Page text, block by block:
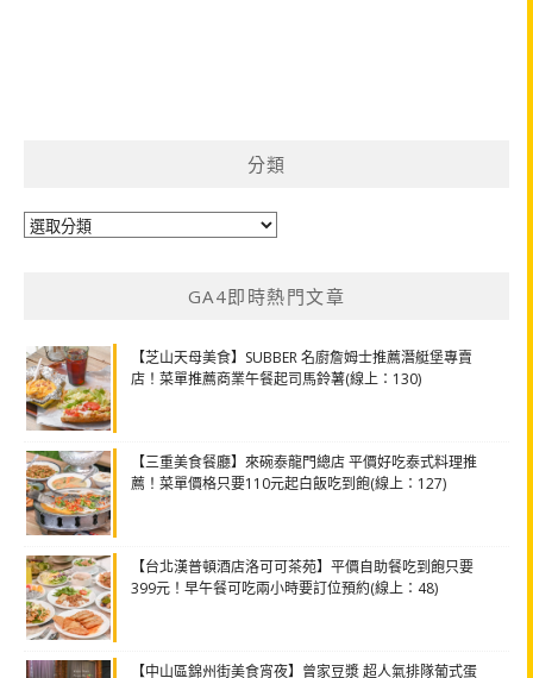
分類
分
GA4即時熱門文章
【芝山天母美食】SUBBER 名廚詹姆士推薦潛艇堡專賣
店！菜單推薦商業午餐起司馬鈴薯(線上：130)
【三重美食餐廳】來碗泰龍門總店 平價好吃泰式料理推
薦！菜單價格只要110元起白飯吃到飽(線上：127)
【台北漢普頓酒店洛可可茶苑】平價自助餐吃到飽只要
399元！早午餐可吃兩小時要訂位預約(線上：48)
【中山區錦州街美食宵夜】曾家豆漿 超人氣排隊葡式蛋